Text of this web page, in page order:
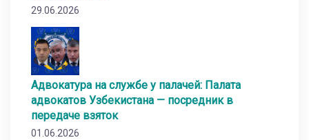
29.06.2026
Адвокатура на службе у палачей: Палата
адвокатов Узбекистана — посредник в
передаче взяток
01.06.2026